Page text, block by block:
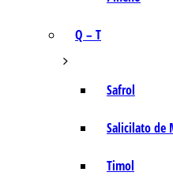
Q – T
Safrol
Salicilato de
Timol